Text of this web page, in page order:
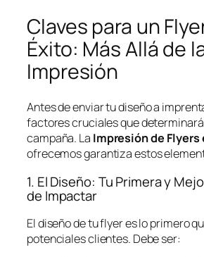
Claves para un
Éxito: Más Allá de
Impresión
Antes de enviar tu diseño a
factores cruciales que
campaña. La Impresión de Flyers
ofrecemos garantiza estos
1. El Diseño: Tu Primera y
de Impactar
El diseño de tu flyer es lo primero
potenciales clientes. Debe ser: